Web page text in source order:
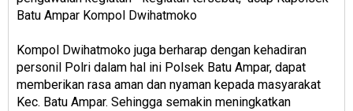
Batu Ampar Kompol Dwihatmoko
Kompol Dwihatmoko juga berharap dengan kehadiran
personil Polri dalam hal ini Polsek Batu Ampar, dapat
memberikan rasa aman dan nyaman kepada masyarakat
Kec. Batu Ampar. Sehingga semakin meningkatkan